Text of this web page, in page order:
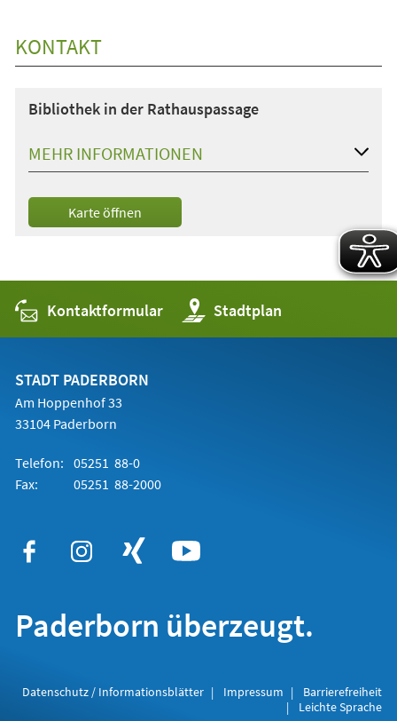
KONTAKT
Bibliothek in der Rathauspassage
MEHR INFORMATIONEN
Karte öffnen
(Öffnet
in
Kontaktformular Stadtplan
(Öffnet
in
einem
STADT PADERBORN
Am Hoppenhof 33
33104 Paderborn
Telefon: 05251 88-0
Fax:
05251 88-2000
Paderborn überzeugt.
Datenschutz / Informationsblätter Impressum
Barrierefreiheit
Leichte Sprache